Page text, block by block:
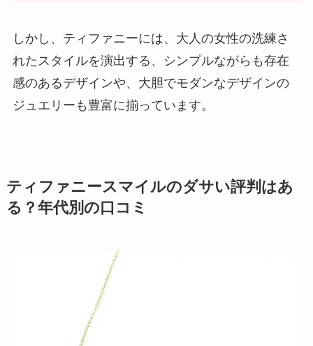
しかし、ティファニーには、大人の女性の洗練さ
れたスタイルを演出する、シンプルながらも存在
感のあるデザインや、大胆でモダンなデザインの
ジュエリーも豊富に揃っています。
ティファニースマイルのダサい評判はあ
る？年代別の口コミ